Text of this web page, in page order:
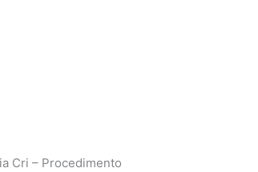
Cri – Procedimento